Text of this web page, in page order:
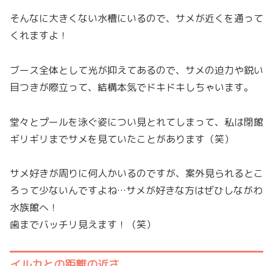
そんなに大きくない水槽にいるので、サメが近くを通って
くれますよ！
ブース全体として光が抑えてあるので、サメの迫力や鋭い
目つきが際立って、結構本気でドキドキしちゃいます。
堂々とプールを泳ぐ姿につい見とれてしまって、私は閉館
ギリギリまでサメを見ていたことがあります（笑）
サメ好きが周りに何人かいるのですが、案外見られるとこ
ろって少ないんですよね…サメが好きな方はぜひしながわ
水族館へ！
歯までバッチリ見えます！（笑）